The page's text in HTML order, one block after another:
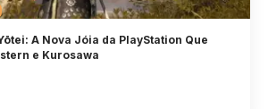
A Nova Jóia da PlayStation Que
e Kurosawa